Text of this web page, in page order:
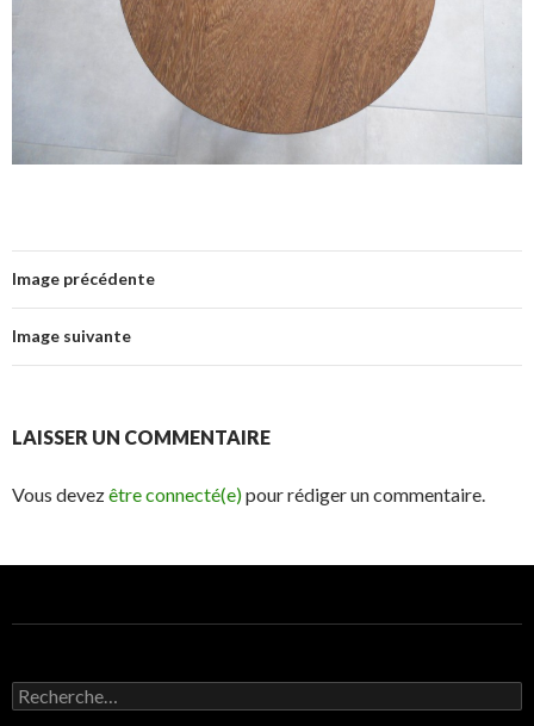
Image précédente
Image suivante
LAISSER UN COMMENTAIRE
Vous devezêtre connecté(e)pour rédiger un commentaire.
R
e